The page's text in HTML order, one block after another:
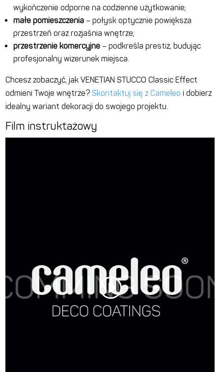
wykończenie odporne na codzienne użytkowanie;
małe pomieszczenia – połysk optycznie powiększa
przestrzeń oraz rozjaśnia wnętrze;
przestrzenie komercyjne – podkreśla prestiż, budując
profesjonalny wizerunek miejsca.
Chcesz zobaczyć, jak VENETIAN STUCCO Classic Effect
odmieni Twoje wnętrze?Skontaktuj się z Cameleo i dobierz
idealny wariant dekoracji do swojego projektu.
Film instruktażowy